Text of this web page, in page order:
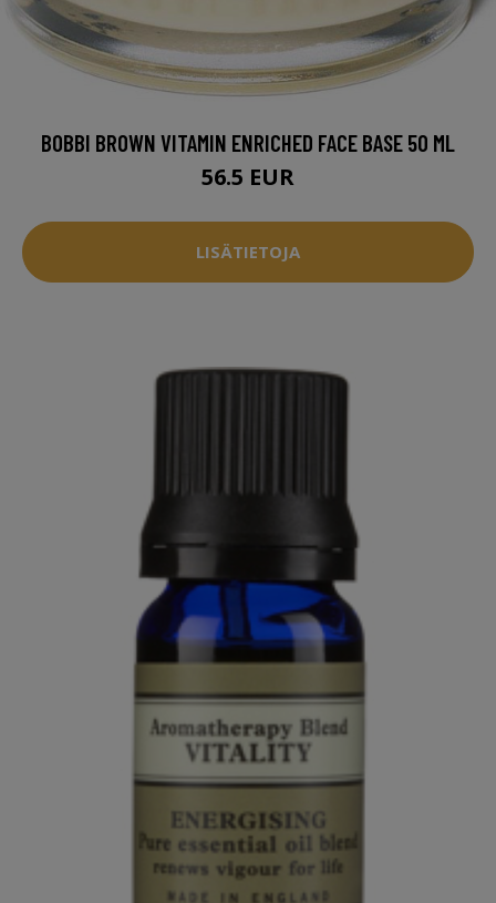
BOBBI BROWN VITAMIN ENRICHED FACE BASE 50 ML
56.5 EUR
LISÄTIETOJA